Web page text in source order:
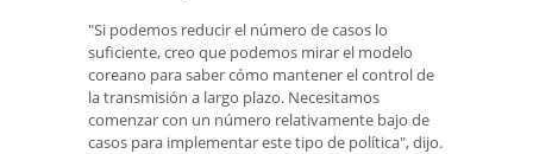
"Si podemos reducir el número de casos lo
suficiente, creo que podemos mirar el modelo
coreano para saber cómo mantener el control de
la transmisión a largo plazo. Necesitamos
comenzar con un número relativamente bajo de
casos para implementar este tipo de política", dijo.